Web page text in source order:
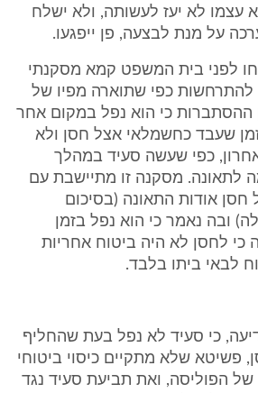
עצמו לא יעז לעשותה, ולא ישלח
על מנת לבצעה, פן ייפגעו.
לפני בית המשפט קמא מסקנתי
להתרחשות כפי שתוארה מפיו של
ההסתברות כי הוא נפל במקום אחר
שעבד כחשמלאי אצל חסן ולא
כפי שעשה סעיד במהלך
לתאונה. מסקנה זו מתיישבת עם
חסן אודות התאונה (בסיכום
ובה נאמר כי הוא נפל בזמן
כי לחסן לא היה ביטוח אחריות
לבאי ביתו בלבד.
כי סעיד לא נפל בעת שהחליף
פשיטא שלא מתקיים כיסוי ביטוחי
ה' של הפוליסה, ואת תביעת סעיד נגד